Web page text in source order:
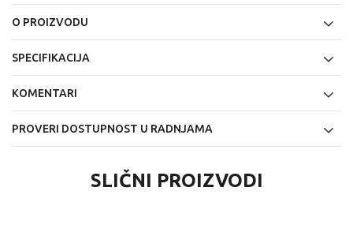
O PROIZVODU
SPECIFIKACIJA
KOMENTARI
PROVERI DOSTUPNOST U RADNJAMA
SLIČNI PROIZVODI